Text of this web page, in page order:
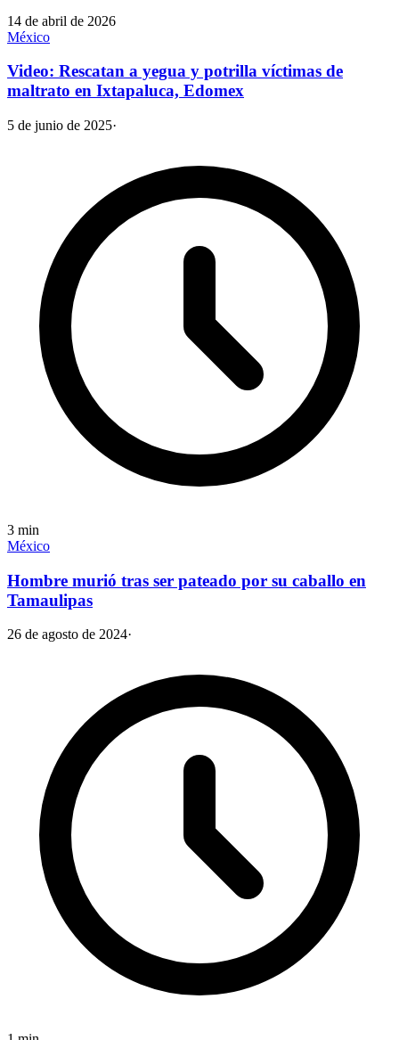
14 de abril de 2026
México
Video: Rescatan a yegua y potrilla víctimas de
maltrato en Ixtapaluca, Edomex
5 de junio de 2025·
3 min
México
Hombre murió tras ser pateado por su caballo en
Tamaulipas
26 de agosto de 2024·